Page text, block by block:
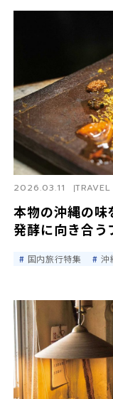
本物の沖縄の
発酵に向き合う
2026.03.11 TRAVEL
国内旅行特集 沖